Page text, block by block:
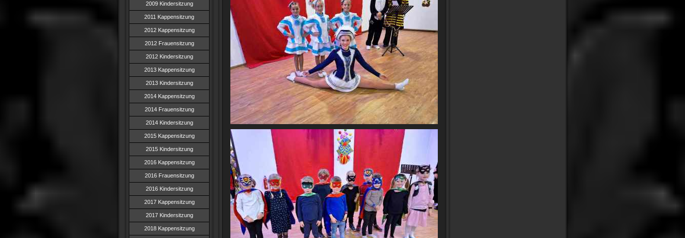
2009 Kindersitzung
2011 Kappensitzung
2012 Kappensitzung
2012 Frauensitzung
2012 Kindersitzung
2013 Kappensitzung
2013 Kindersitzung
2014 Kappensitzung
2014 Frauensitzung
2014 Kindersitzung
2015 Kappensitzung
2015 Kindersitzung
2016 Kappensitzung
2016 Frauensitzung
2016 Kindersitzung
2017 Kappensitzung
2017 Kindersitzung
2018 Kappensitzung